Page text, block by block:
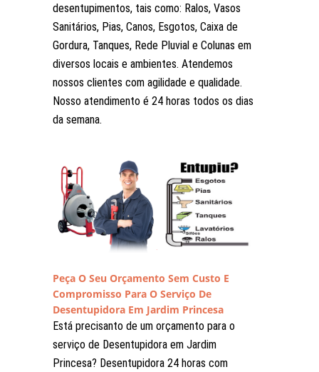
desentupimentos, tais como: Ralos, Vasos
Sanitários, Pias, Canos, Esgotos, Caixa de
Gordura, Tanques, Rede Pluvial e Colunas em
diversos locais e ambientes. Atendemos
nossos clientes com agilidade e qualidade.
Nosso atendimento é 24 horas todos os dias
da semana.
Peça O Seu Orçamento Sem Custo E
Compromisso Para O Serviço De
Desentupidora Em Jardim Princesa
Está precisanto de um orçamento para o
serviço de Desentupidora em Jardim
Princesa? Desentupidora 24 horas com